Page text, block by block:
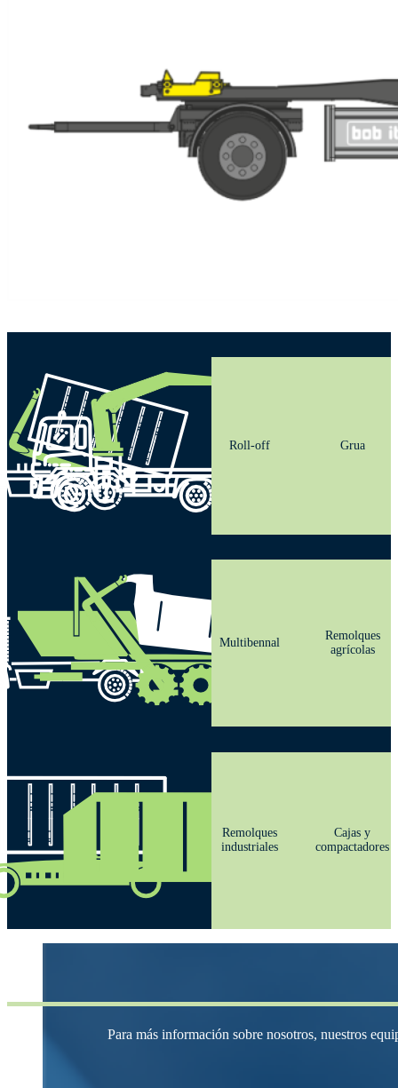
Roll-off Grua
Multibennal
Remolques
agrícolas
Remolques
industriales
Cajas y
compactadores
Para más información sobre nosotros, nuestros